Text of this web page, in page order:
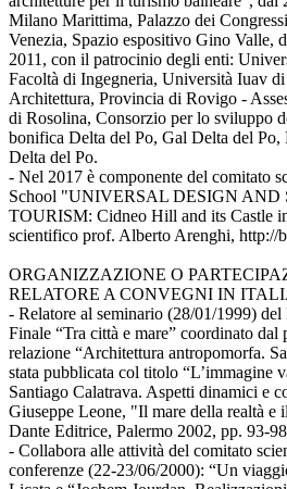
Milano Marittima, Palazzo dei
Venezia, Spazio espositivo Gino Valle,
2011, con il patrocinio degli enti:
Facoltà di Ingegneria, Università Iuav
Architettura, Provincia di Rovigo -
di Rosolina, Consorzio per lo sviluppo
bonifica Delta del Po, Gal Delta del Po,
Delta del Po.
- Nel 2017 è componente del comitato
School "UNIVERSAL DESIGN
TOURISM: Cidneo Hill and its Castle
scientifico prof. Alberto Arenghi, http://
ORGANIZZAZIONE O
RELATORE A CONVEGNI IN
- Relatore al seminario (28/01/1999)
Finale “Tra città e mare” coordinato
relazione “Architettura antropomorfa.
stata pubblicata col titolo “L’immagine
Santiago Calatrava. Aspetti dinamici e
Giuseppe Leone, "Il mare della realtà
Dante Editrice, Palermo 2002, pp. 93-
- Collabora alle attività del comitato
conferenze (22-23/06/2000): “Un